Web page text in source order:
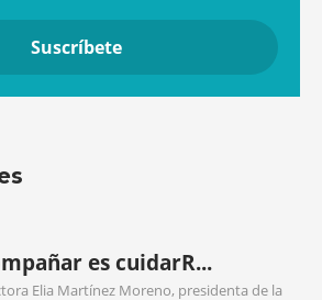
es cuidarR...
Elia Martínez Moreno, presidenta de la